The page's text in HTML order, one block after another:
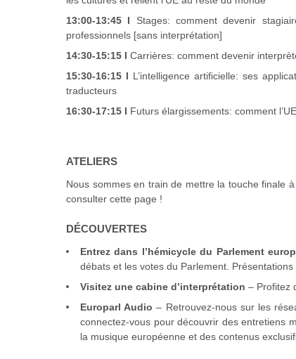
13:00-13:45 I Stages: comment devenir
professionnels [sans interprétation]
14:30-15:15 I Carrières: comment devenir
15:30-16:15 I L’intelligence artificielle: ses
traducteurs
16:30-17:15 I Futurs élargissements: comment
ATELIERS
Nous sommes en train de mettre la touche finale
consulter cette page !
DÉCOUVERTES
Entrez dans l’hémicycle du Parlement
débats et les votes du Parlement.
Visitez une cabine d’interprétation – Profitez
Europarl Audio– Retrouvez-nous sur les
connectez-vous pour découvrir des entretiens
la musique européenne et des contenus